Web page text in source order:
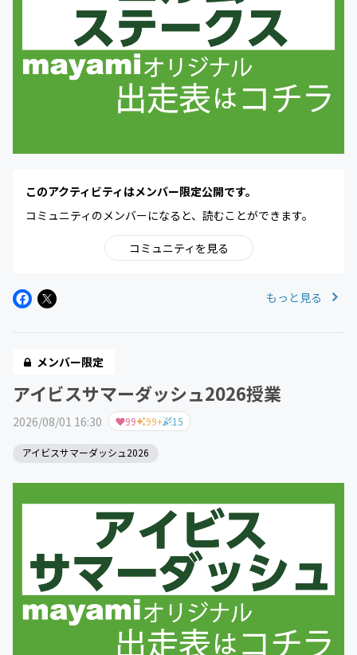
このアクティビティはメンバー限定公開です。
コミュニティのメンバーになると、読むことができます。
コミュニティを見る
もっと見る
メンバー限定
アイビスサマーダッシュ2026授業
2026/08/01 16:30 99 99+ 15
アイビスサマーダッシュ2026